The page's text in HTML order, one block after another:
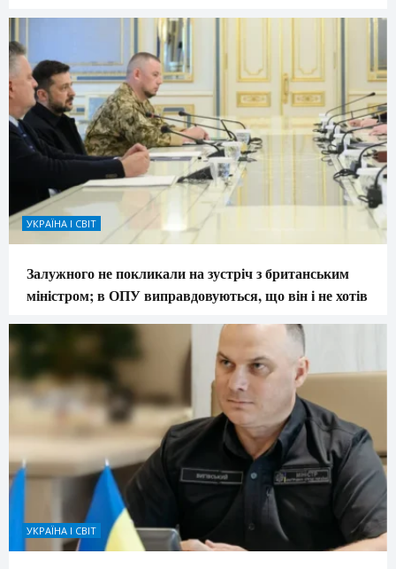
УКРАЇНА І СВІТ
Залужного не покликали на зустріч з британським
міністром; в ОПУ виправдовуються, що він і не хотів
УКРАЇНА І СВІТ